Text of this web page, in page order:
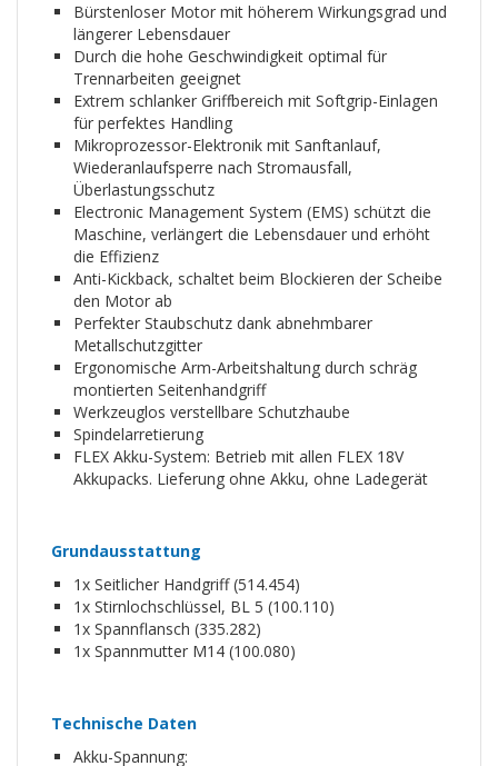
Bürstenloser Motor mit höherem Wirkungsgrad und
längerer Lebensdauer
Durch die hohe Geschwindigkeit optimal für
Trennarbeiten geeignet
Extrem schlanker Griffbereich mit Softgrip-Einlagen
für perfektes Handling
Mikroprozessor-Elektronik mit Sanftanlauf,
Wiederanlaufsperre nach Stromausfall,
Überlastungsschutz
Electronic Management System (EMS) schützt die
Maschine, verlängert die Lebensdauer und erhöht
die Effizienz
Anti-Kickback, schaltet beim Blockieren der Scheibe
den Motor ab
Perfekter Staubschutz dank abnehmbarer
Metallschutzgitter
Ergonomische Arm-Arbeitshaltung durch schräg
montierten Seitenhandgriff
Werkzeuglos verstellbare Schutzhaube
Spindelarretierung
FLEX Akku-System: Betrieb mit allen FLEX 18V
Akkupacks. Lieferung ohne Akku, ohne Ladegerät
Grundausstattung
1x Seitlicher Handgriff (514.454)
1x Stirnlochschlüssel, BL 5 (100.110)
1x Spannflansch (335.282)
1x Spannmutter M14 (100.080)
Technische Daten
Akku-Spannung: